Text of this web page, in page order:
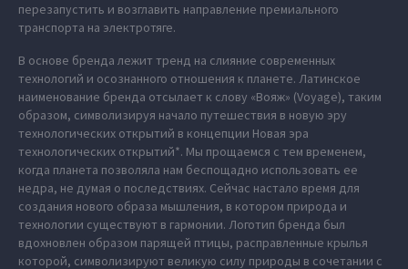
перезапустить и возглавить направление премиального
транспорта на электротяге.
В основе бренда лежит тренд на слияние современных
технологий и осознанного отношения к планете. Латинское
наименование бренда отсылает к слову «Вояж» (Voyage), таким
образом, символизируя начало путешествия в новую эру
технологических открытий в концепции Новая эра
технологических открытий*. Мы прощаемся с тем временем,
когда планета позволяла нам беспощадно использовать ее
недра, не думая о последствиях. Сейчас настало время для
создания нового образа мышления, в котором природа и
технологии существуют в гармонии. Логотип бренда был
вдохновлен образом парящей птицы, расправленные крылья
которой, символизируют великую силу природы в сочетании с